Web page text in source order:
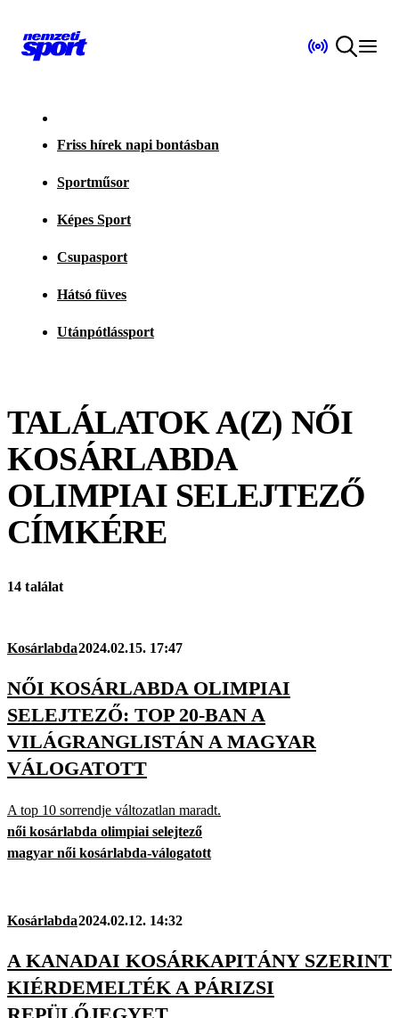
Friss hírek napi bontásban
Sportműsor
Képes Sport
Csupasport
Hátsó füves
Utánpótlássport
TALÁLATOK A(Z) NŐI
KOSÁRLABDA
OLIMPIAI SELEJTEZŐ
CÍMKÉRE
14 találat
Kosárlabda2024.02.15. 17:47
NŐI KOSÁRLABDA OLIMPIAI
SELEJTEZŐ: TOP 20-BAN A
VILÁGRANGLISTÁN A MAGYAR
VÁLOGATOTT
A top 10 sorrendje változatlan maradt.
női kosárlabda olimpiai selejtező
magyar női kosárlabda-válogatott
Kosárlabda2024.02.12. 14:32
A KANADAI KOSÁRKAPITÁNY SZERINT
KIÉRDEMELTÉK A PÁRIZSI